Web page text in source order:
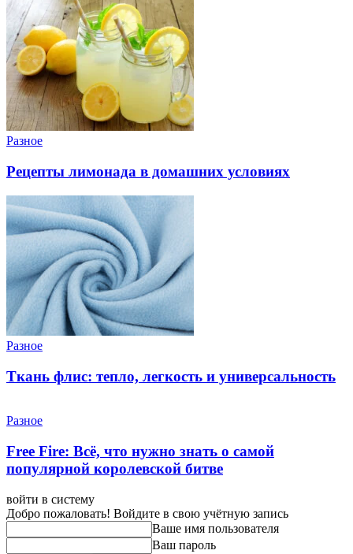
Разное
Рецепты лимонада в домашних условиях
Разное
Ткань флис: тепло, легкость и универсальность
Разное
Free Fire: Всё, что нужно знать о самой
популярной королевской битве
войти в систему
Добро пожаловать! Войдите в свою учётную запись
Ваше имя пользователя
Ваш пароль